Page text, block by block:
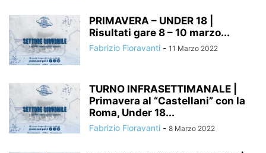
PRIMAVERA – UNDER 18 |
Risultati gare 8 – 10 marzo...
Fabrizio Fioravanti - 11 Marzo 2022
TURNO INFRASETTIMANALE |
Primavera al “Castellani” con la
Roma, Under 18...
Fabrizio Fioravanti - 8 Marzo 2022